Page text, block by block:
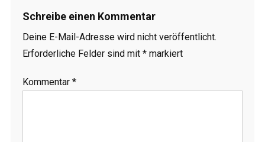
Schreibe einen Kommentar
Deine E-Mail-Adresse wird nicht veröffentlicht.
Erforderliche Felder sind mit *markiert
Kommentar *